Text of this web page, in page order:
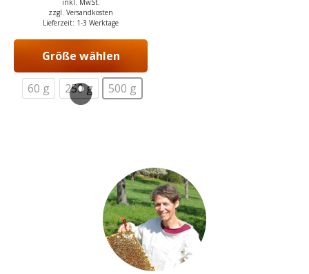
inkl. MwSt.
zzgl. Versandkosten
Lieferzeit: 1-3 Werktage
Größe wählen
60 g 250 g 500 g